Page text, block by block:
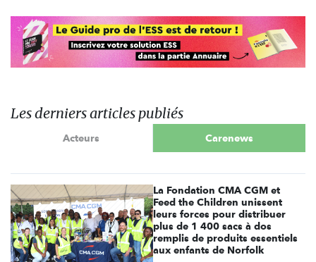
Les derniers articles publiés
Acteurs Carenews
La Fondation CMA CGM et
Feed the Children unissent
leurs forces pour distribuer
plus de 1 400 sacs à dos
remplis de produits essentiels
aux enfants de Norfolk